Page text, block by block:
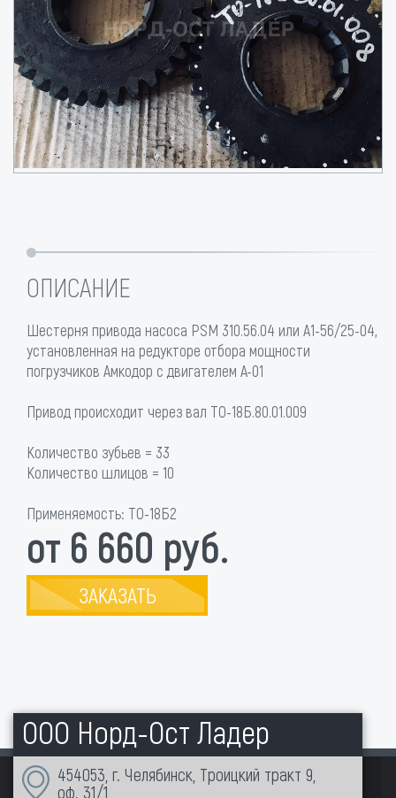
ОПИСАНИЕ
Шестерня привода насоса PSM 310.56.04 или А1-56/25-04,
установленная на редукторе отбора мощности
погрузчиков Амкодор с двигателем А-01
Привод происходит через вал ТО-18Б.80.01.009
Количество зубьев = 33
Количество шлицов = 10
Применяемость: ТО-18Б2
от 6 660 руб.
ЗАКАЗАТЬ
ООО Норд-Ост Ладер
454053, г. Челябинск, Троицкий тракт 9,
оф. 31/1